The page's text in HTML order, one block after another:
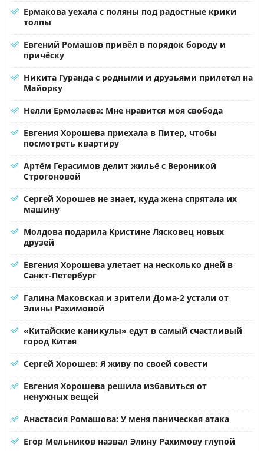
Ермакова уехала с поляны под радостные крики
толпы
Евгений Ромашов привёл в порядок бороду и
причёску
Никита Гуранда с родными и друзьями прилетел на
Майорку
Нелли Ермолаева: Мне нравится моя свобода
Евгения Хорошева приехала в Питер, чтобы
посмотреть квартиру
Артём Герасимов делит жильё с Вероникой
Строгоновой
Сергей Хорошев не знает, куда жена спрятала их
машину
Молдова подарила Кристине Лясковец новых
друзей
Евгения Хорошева улетает на несколько дней в
Санкт-Петербург
Галина Маковская и зрители Дома-2 устали от
Элины Рахимовой
«Китайские каникулы» едут в самый счастливый
город Китая
Сергей Хорошев: Я живу по своей совести
Евгения Хорошева решила избавиться от
ненужных вещей
Анастасия Ромашова: У меня паническая атака
Егор Мельников назвал Элину Рахимову глупой